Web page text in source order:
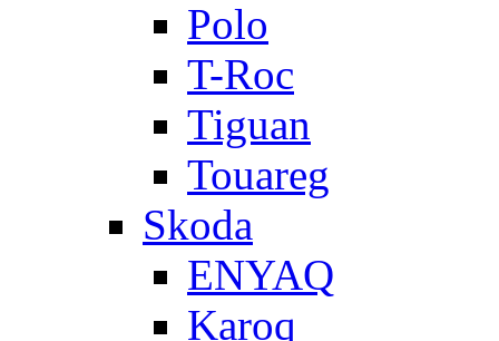
Polo
T-Roc
Tiguan
Touareg
Skoda
ENYAQ
Karoq